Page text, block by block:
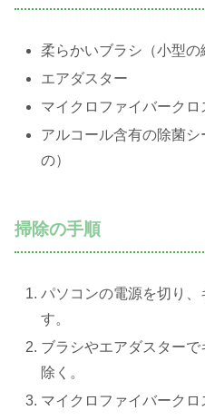
柔らかいブラシ（小型の
エアダスター
マイクロファイバークロ
アルコール含有の除菌
の）
掃除の手順
パソコンの電源を切り
す。
ブラシやエアダスター
除く。
マイクロファイバークロ